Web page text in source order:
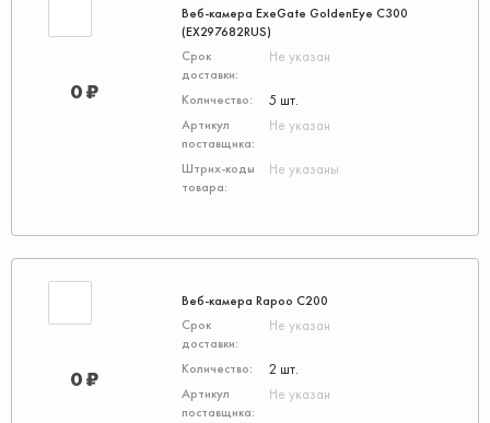
Веб-камера ExeGate GoldenEye C300
(EX297682RUS)
Не указан
5 шт.
Не указан
Не указаны
0 ₽
Веб-камера Rapoo C200
Не указан
2 шт.
Не указан
0 ₽